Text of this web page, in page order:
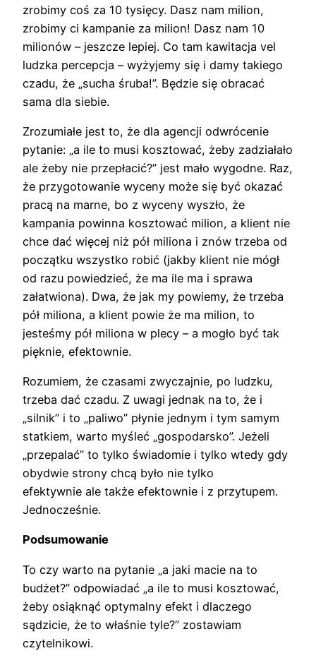
zrobimy coś za 10 tysięcy. Dasz nam milion,
zrobimy ci kampanie za milion! Dasz nam 10
milionów – jeszcze lepiej. Co tam kawitacja vel
ludzka percepcja – wyżyjemy się i damy takiego
czadu, że „sucha śruba!”. Będzie się obracać
sama dla siebie.
Zrozumiałe jest to, że dla agencji odwrócenie
pytanie: „a ile to musi kosztować, żeby zadziałało
ale żeby nie przepłacić?” jest mało wygodne. Raz,
że przygotowanie wyceny może się być okazać
pracą na marne, bo z wyceny wyszło, że
kampania powinna kosztować milion, a klient nie
chce dać więcej niż pół miliona i znów trzeba od
początku wszystko robić (jakby klient nie mógł
od razu powiedzieć, że ma ile ma i sprawa
załatwiona). Dwa, że jak my powiemy, że trzeba
pół miliona, a klient powie że ma milion, to
jesteśmy pół miliona w plecy – a mogło być tak
pięknie, efektownie.
Rozumiem, że czasami zwyczajnie, po ludzku,
trzeba dać czadu. Z uwagi jednak na to, że i
„silnik” i to „paliwo” płynie jednym i tym samym
statkiem, warto myśleć „gospodarsko”. Jeżeli
„przepalać” to tylko świadomie i tylko wtedy gdy
obydwie strony chcą było nie tylko
efektywnie ale także efektownie i z przytupem.
Jednocześnie.
Podsumowanie
To czy warto na pytanie „a jaki macie na to
budżet?” odpowiadać „a ile to musi kosztować,
żeby osiąknąć optymalny efekt i dlaczego
sądzicie, że to właśnie tyle?” zostawiam
czytelnikowi.